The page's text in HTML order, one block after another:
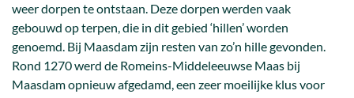
weer dorpen te ontstaan. Deze dorpen werden vaak
gebouwd op terpen, die in dit gebied ‘hillen’ worden
genoemd. Bij Maasdam zijn resten van zo’n hille gevonden.
Rond 1270 werd de Romeins-Middeleeuwse Maas bij
Maasdam opnieuw afgedamd, een zeer moeilijke klus voor